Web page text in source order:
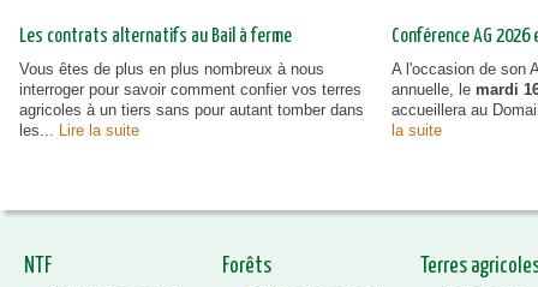
Les contrats alternatifs au Bail à ferme
Vous êtes de plus en plus nombreux à nous
interroger pour savoir comment confier vos terres
agricoles à un tiers sans pour autant tomber dans
les...
Lire la suite
Conférence AG
A l'occasion de son
annuelle, le mardi
accueillera au
la suite
NTF Forêts Terres